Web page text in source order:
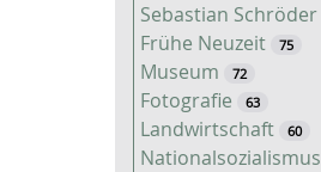
Sebastian Schröder
Frühe Neuzeit 75
Museum 72
Fotografie 63
Landwirtschaft 60
Nationalsozialismus